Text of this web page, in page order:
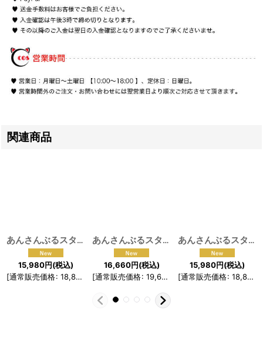
関連商品
あんさんぶるスターズ! あんスタ 8周年衣装 アニバーサリーラブ 全員 コスプレ衣装
15,980円(税込)
[通常販売価格: 18,800 ]
あんさんぶるスターズ！！ 明ける夜＊ホリスティックハロウィン ALKALOID コスプレ衣装
16,660円(税込)
[通常販売価格: 19,600 ]
あんさんぶるスターズ！！ アルバムシリーズTRIP Double Face 三毛縞斑 桜河こはく コスプレ衣装
15,980円(税込)
[通常販売価格: 18,800